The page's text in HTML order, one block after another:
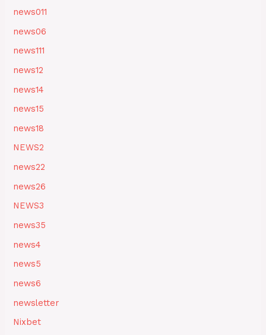
news011
news06
news111
news12
news14
news15
news18
NEWS2
news22
news26
NEWS3
news35
news4
news5
news6
newsletter
Nixbet